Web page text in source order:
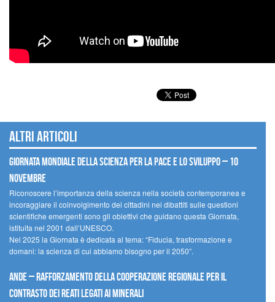
Altri articoli
Giornata mondiale della scienza per la pace e lo sviluppo – 10
novembre
Riconoscere l’importanza della scienza nella società contemporanea e
incoraggiare il coinvolgimento dei cittadini nei dibattiti sulle questioni
scientifiche emergenti sono gli obiettivi che guidano questa Giornata,
istituita nel 2001 dall’UNESCO.
Nel 2025 la Giornata è dedicata al tema: “Fiducia, trasformazione e
domani: la scienza di cui abbiamo bisogno per il 2050”.
Ande – Rafforzamento della cooperazione regionale per il
contrasto dei reati legati ai minerali